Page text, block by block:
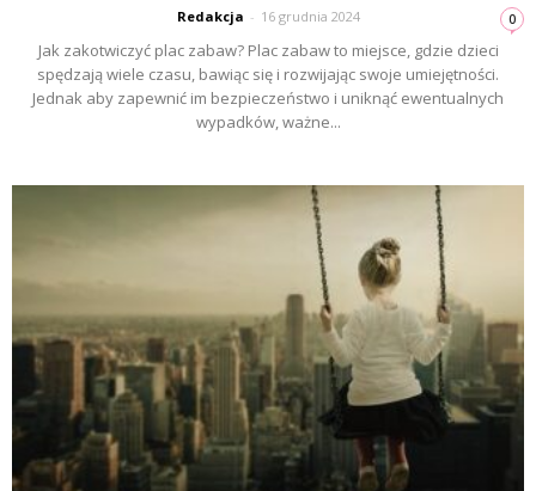
Redakcja - 16 grudnia 2024 0
Jak zakotwiczyć plac zabaw? Plac zabaw to miejsce, gdzie dzieci
spędzają wiele czasu, bawiąc się i rozwijając swoje umiejętności.
Jednak aby zapewnić im bezpieczeństwo i uniknąć ewentualnych
wypadków, ważne...